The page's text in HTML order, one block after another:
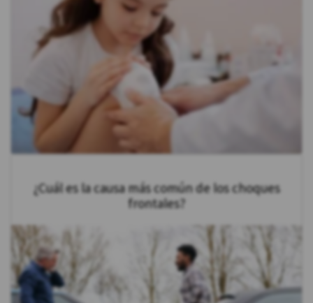
¿Cuál es la causa más común de los choques
frontales?